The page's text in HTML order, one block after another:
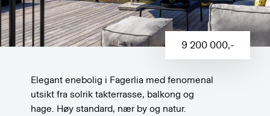
9 200 000,-
Elegant enebolig i Fagerlia med fenomenal
utsikt fra solrik takterrasse, balkong og
hage. Høy standard, nær by og natur.